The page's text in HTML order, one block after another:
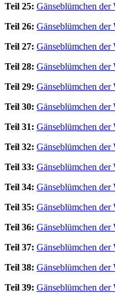
Teil 25: Gänseblümchen der
Teil 26: Gänseblümchen der
Teil 27: Gänseblümchen der
Teil 28: Gänseblümchen der
Teil 29: Gänseblümchen der
Teil 30: Gänseblümchen der
Teil 31: Gänseblümchen der
Teil 32: Gänseblümchen der
Teil 33: Gänseblümchen der
Teil 34: Gänseblümchen der
Teil 35: Gänseblümchen der
Teil 36: Gänseblümchen der
Teil 37: Gänseblümchen der
Teil 38: Gänseblümchen der
Teil 39: Gänseblümchen der